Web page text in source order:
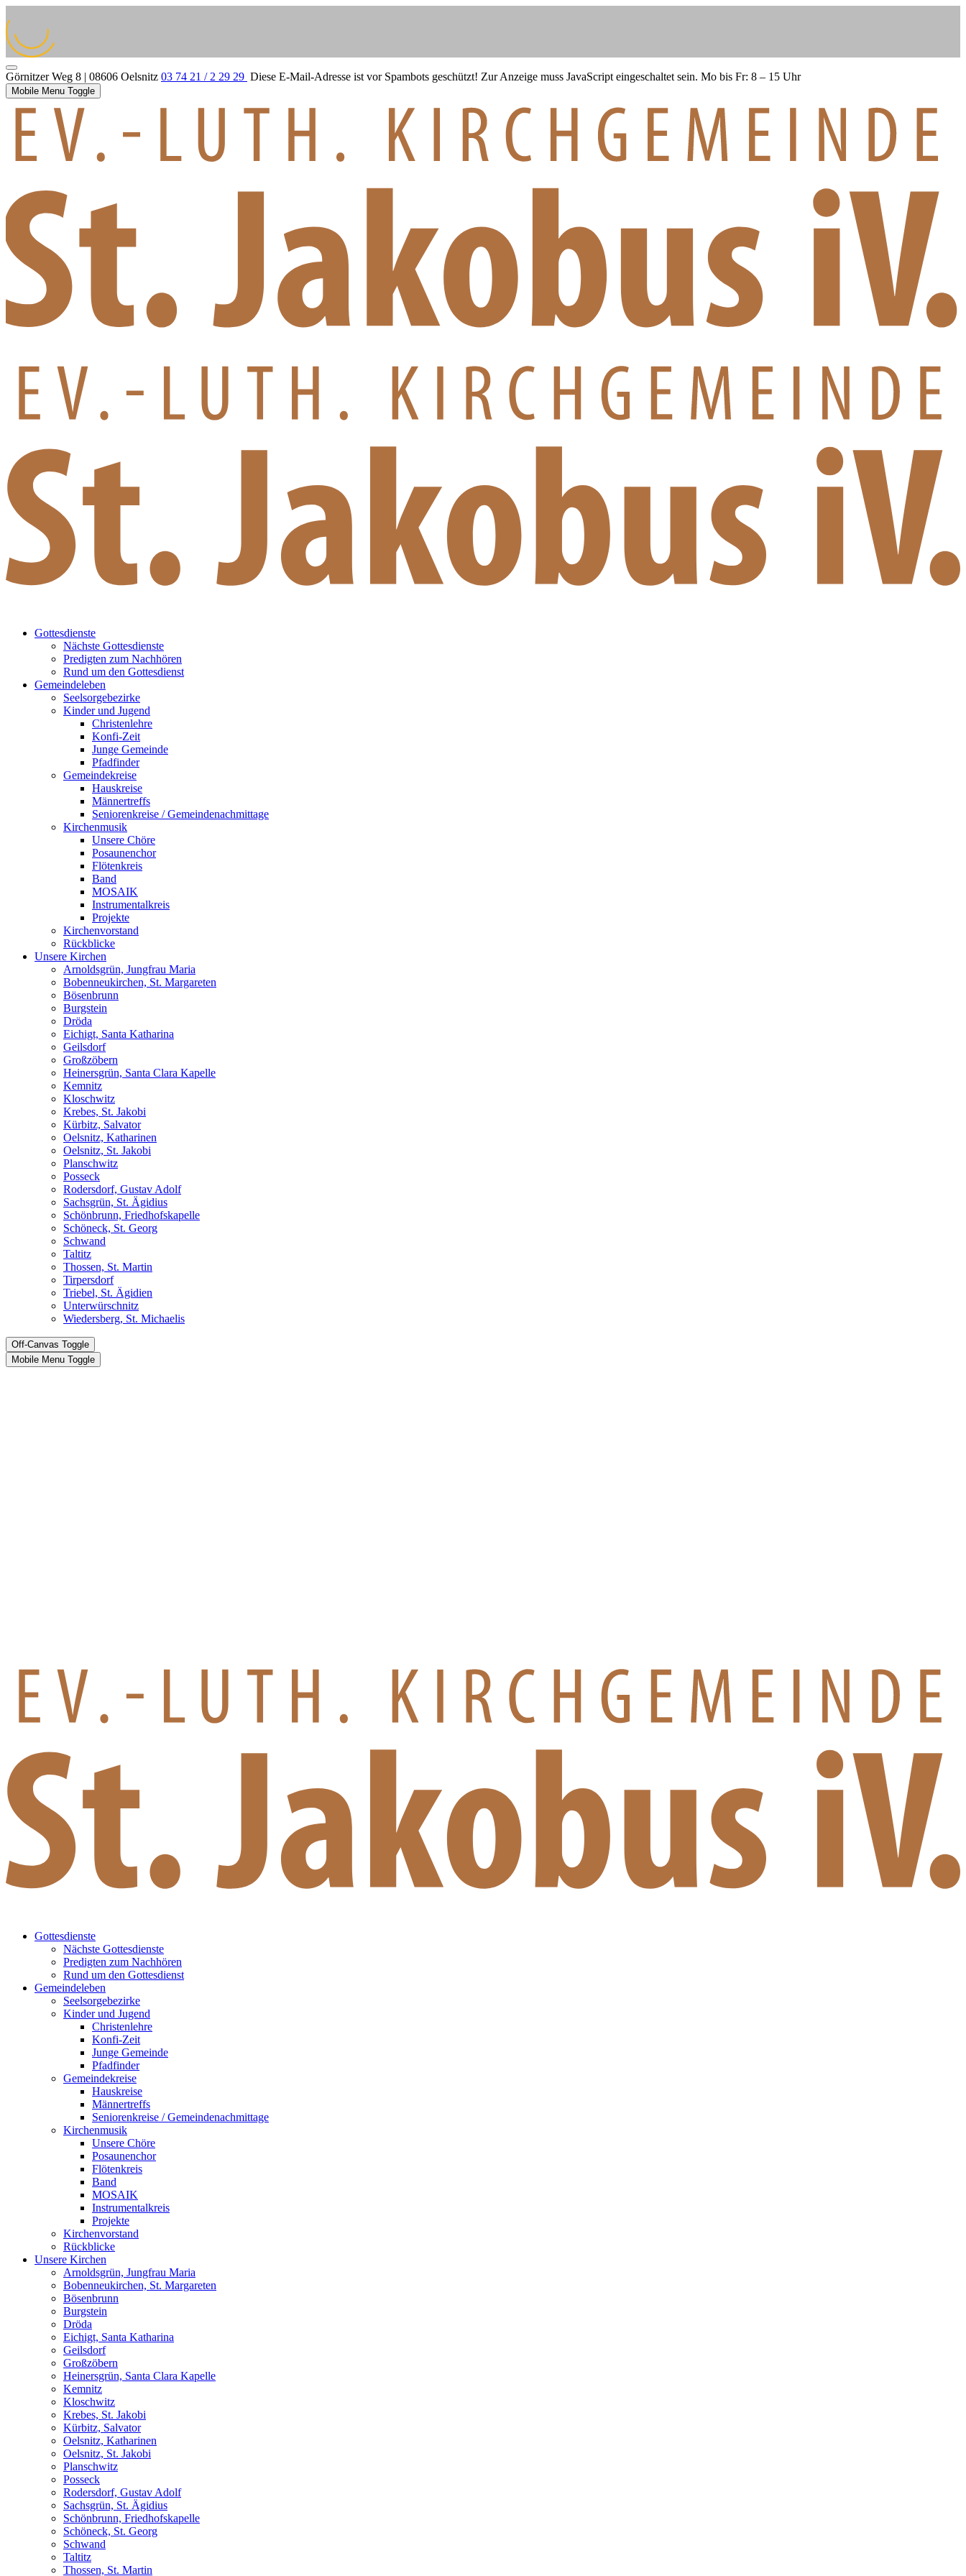
Görnitzer Weg 8 | 08606 Oelsnitz 03 74 21 / 2 29 29 Diese E-Mail-Adresse ist vor Spambots geschützt! Zur Anzeige muss JavaScript eingeschaltet sein. Mo bis Fr: 8 – 15 Uhr
Mobile Menu Toggle
Gottesdienste
Nächste Gottesdienste
Predigten zum Nachhören
Rund um den Gottesdienst
Gemeindeleben
Seelsorgebezirke
Kinder und Jugend
Christenlehre
Konfi-Zeit
Junge Gemeinde
Pfadfinder
Gemeindekreise
Hauskreise
Männertreffs
Seniorenkreise / Gemeindenachmittage
Kirchenmusik
Unsere Chöre
Posaunenchor
Flötenkreis
Band
MOSAIK
Instrumentalkreis
Projekte
Kirchenvorstand
Rückblicke
Unsere Kirchen
Arnoldsgrün, Jungfrau Maria
Bobenneukirchen, St. Margareten
Bösenbrunn
Burgstein
Dröda
Eichigt, Santa Katharina
Geilsdorf
Großzöbern
Heinersgrün, Santa Clara Kapelle
Kemnitz
Kloschwitz
Krebes, St. Jakobi
Kürbitz, Salvator
Oelsnitz, Katharinen
Oelsnitz, St. Jakobi
Planschwitz
Posseck
Rodersdorf, Gustav Adolf
Sachsgrün, St. Ägidius
Schönbrunn, Friedhofskapelle
Schöneck, St. Georg
Schwand
Taltitz
Thossen, St. Martin
Tirpersdorf
Triebel, St. Ägidien
Unterwürschnitz
Wiedersberg, St. Michaelis
Off-Canvas Toggle
Mobile Menu Toggle
Gottesdienste
Nächste Gottesdienste
Predigten zum Nachhören
Rund um den Gottesdienst
Gemeindeleben
Seelsorgebezirke
Kinder und Jugend
Christenlehre
Konfi-Zeit
Junge Gemeinde
Pfadfinder
Gemeindekreise
Hauskreise
Männertreffs
Seniorenkreise / Gemeindenachmittage
Kirchenmusik
Unsere Chöre
Posaunenchor
Flötenkreis
Band
MOSAIK
Instrumentalkreis
Projekte
Kirchenvorstand
Rückblicke
Unsere Kirchen
Arnoldsgrün, Jungfrau Maria
Bobenneukirchen, St. Margareten
Bösenbrunn
Burgstein
Dröda
Eichigt, Santa Katharina
Geilsdorf
Großzöbern
Heinersgrün, Santa Clara Kapelle
Kemnitz
Kloschwitz
Krebes, St. Jakobi
Kürbitz, Salvator
Oelsnitz, Katharinen
Oelsnitz, St. Jakobi
Planschwitz
Posseck
Rodersdorf, Gustav Adolf
Sachsgrün, St. Ägidius
Schönbrunn, Friedhofskapelle
Schöneck, St. Georg
Schwand
Taltitz
Thossen, St. Martin